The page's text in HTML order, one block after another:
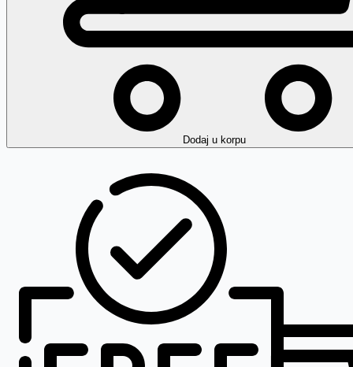
Dodaj u korpu